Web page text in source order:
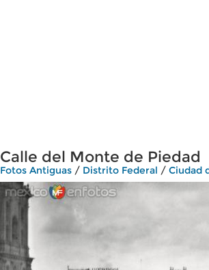
Calle del Monte de Piedad
Fotos Antiguas / Distrito Federal / Ciudad